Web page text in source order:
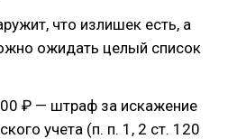
что излишек есть, а
ожидать целый список
₽ — штраф за искажение
учета (п. п. 1, 2 ст. 120